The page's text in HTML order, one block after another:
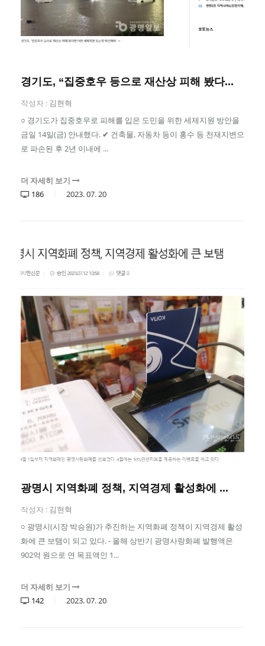
경기도, “집중호우 등으로 재산상 피해 봤다...
작성자 : 김현혁
○ 경기도가 집중호우로 피해를 입은 도민을 위한 세제지원 방안을
금일 14일(금) 안내했다. ✔ 건축물, 자동차 등이 홍수 등 천재지변으
로 파손된 후 2년 이내에 ...
더 자세히 보기
186
2023.07.20
광명시 지역화폐 정책, 지역경제 활성화에 ...
작성자 : 김현혁
○ 광명시(시장 박승원)가 추진하는 지역화폐 정책이 지역경제 활성
화에 큰 보탬이 되고 있다. - 올해 상반기 광명사랑화폐 발행액은
902억 원으로 연 목표액인 1...
더 자세히 보기
142
2023.07.20